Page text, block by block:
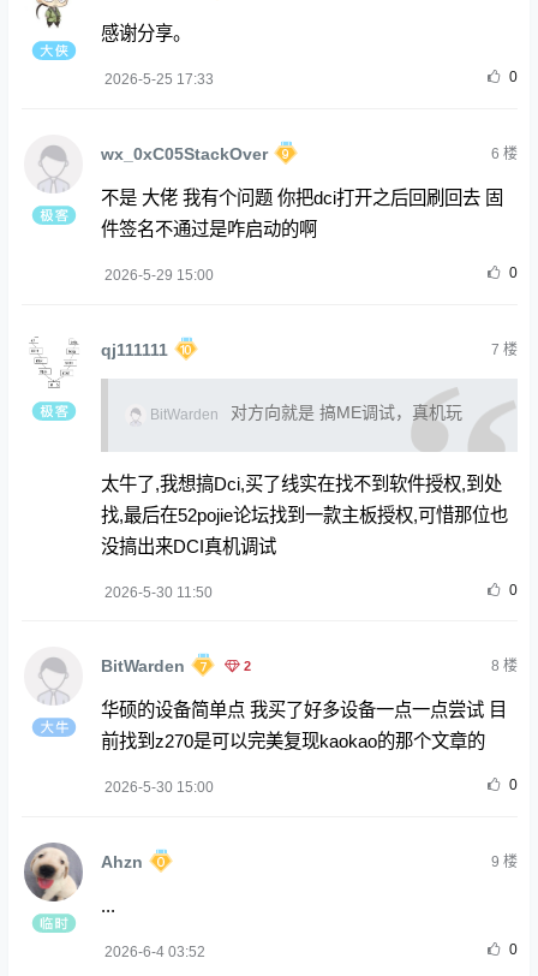
感谢分享。
2026-5-25 17:33 0
wx_0xC05StackOver 6 楼
不是 大佬 我有个问题 你把dci打开之后回刷回去 固
件签名不通过是咋启动的啊
2026-5-29 15:00 0
qj111111 7 楼
BitWarden 对方向就是 搞ME调试，真机玩
太牛了,我想搞Dci,买了线实在找不到软件授权,到处
找,最后在52pojie论坛找到一款主板授权,可惜那位也
没搞出来DCI真机调试
2026-5-30 11:50 0
BitWarden 2 8 楼
华硕的设备简单点 我买了好多设备一点一点尝试 目
前找到z270是可以完美复现kaokao的那个文章的
2026-5-30 15:00 0
Ahzn 9 楼
...
2026-6-4 03:52 0